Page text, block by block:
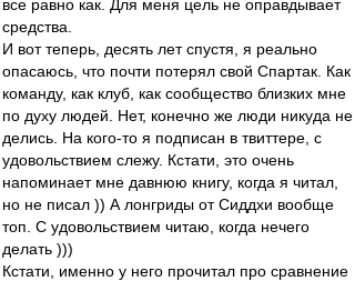
все равно как. Для меня цель не оправдывает
средства.
И вот теперь, десять лет спустя, я реально
опасаюсь, что почти потерял свой Спартак. Как
команду, как клуб, как сообщество близких мне
по духу людей. Нет, конечно же люди никуда не
делись. На кого-то я подписан в твиттере, с
удовольствием слежу. Кстати, это очень
напоминает мне давнюю книгу, когда я читал,
но не писал )) А лонгриды от Сиддхи вообще
топ. С удовольствием читаю, когда нечего
делать )))
Кстати, именно у него прочитал про сравнение